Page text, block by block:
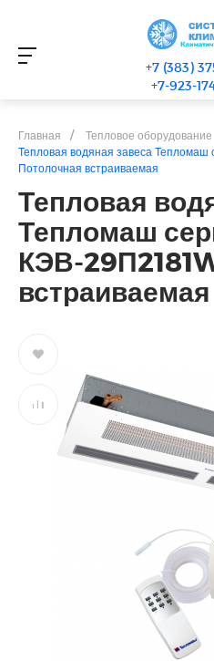
+7 (383)
+7-923-
Главная / Тепловое оборудование
Тепловая водяная завеса
Потолочная встраиваемая
Тепловая
Тепломаш
КЭВ-
встраиваемая